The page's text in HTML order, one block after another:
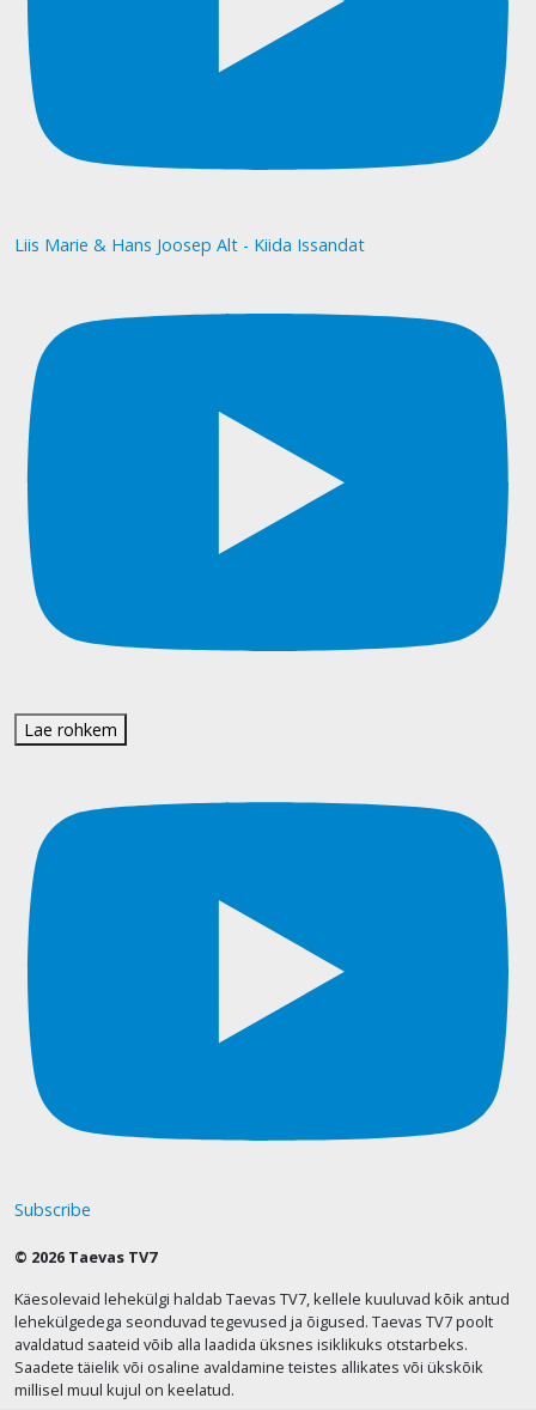
Liis Marie & Hans Joosep Alt - Kiida Issandat
Lae rohkem
Subscribe
© 2026 Taevas TV7
Käesolevaid lehekülgi haldab Taevas TV7, kellele kuuluvad kõik antud
lehekülgedega seonduvad tegevused ja õigused. Taevas TV7 poolt
avaldatud saateid võib alla laadida üksnes isiklikuks otstarbeks.
Saadete täielik või osaline avaldamine teistes allikates või ükskõik
millisel muul kujul on keelatud.